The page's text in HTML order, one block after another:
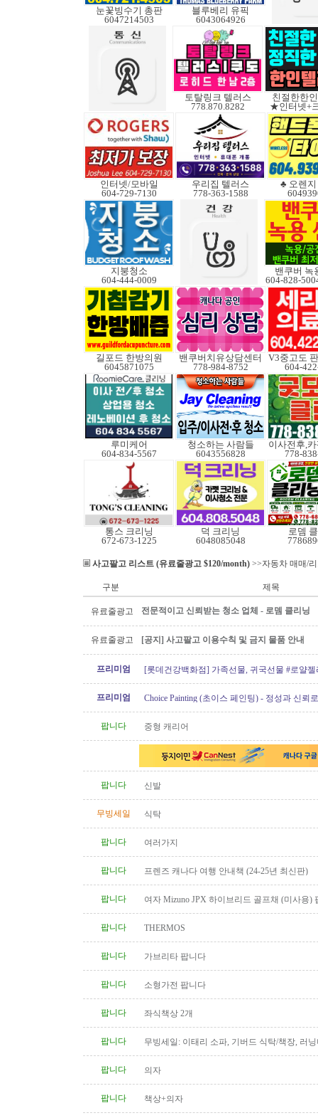
눈꽃빙수기 총판
6047214503
블루베리 유픽
6043064926
토탈링크 텔러스
778.870.8282
친절한한
★인터넷+
인터넷/모바일
604-729-7130
우리집 텔러스
778-363-1588
♣ 오렌
지붕청소
604-444-0009
밴쿠버 녹
길포드 한방의원
6045871075
밴쿠버치유상담센터
778-984-8752
604-
루미케어
604-834-5567
청소하는 사람들
6043556828
778-
통스 크리닝
672-673-1225
덕 크리닝
6048085048
로뎀
사고팔고 리스트 (유료줄광고 $120/month) >>자동차 매매/
구분 제목
유료줄광고 전문적이고 신뢰받는 청소 업체 - 로뎀 클리닝
유료줄광고 [공지] 사고팔고 이용수칙 및 금지 물품 안내
프리미엄
[롯데건강백화점] 가족선물, 귀국선물 #로얄젤
프리미엄
Choice Painting (초이스 페인팅) - 정성과 신뢰
팝니다
중형 캐리어
팝니다 신발
무빙세일 식탁
팝니다 여러가지
팝니다 프렌즈 캐나다 여행 안내책 (24-25년 최신판)
팝니다 여자 Mizuno JPX 하이브리드 골프채 (미사용)
팝니다 THERMOS
팝니다 가브리타 팝니다
팝니다 소형가전 팝니다
팝니다 좌식책상 2개
팝니다
무빙세일: 이태리 소파, 기버드 식탁/책장, 러
팝니다
의자
팝니다 책상+의자